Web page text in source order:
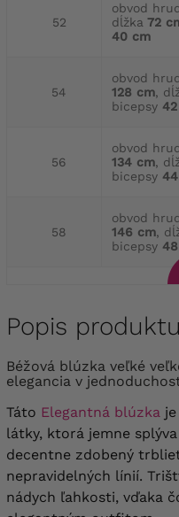
52
obvod
dĺžka 72
40 cm
54
obvod
128 cm,
bicepsy
56
obvod
134 cm,
bicepsy
58
obvod
146 cm,
bicepsy
Popis produktu
Béžová blúzka veľké veľkosti s jemným vzorom -
elegancia v
Táto Elegantná blúzka
látky, ktorá jemne
decentne zdobený
nepravidelných línií.
nádych ľahkosti, vďaka